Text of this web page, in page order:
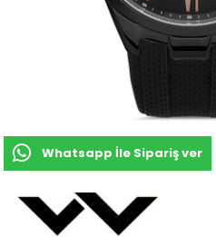
Whatsapp İle Sipariş ver